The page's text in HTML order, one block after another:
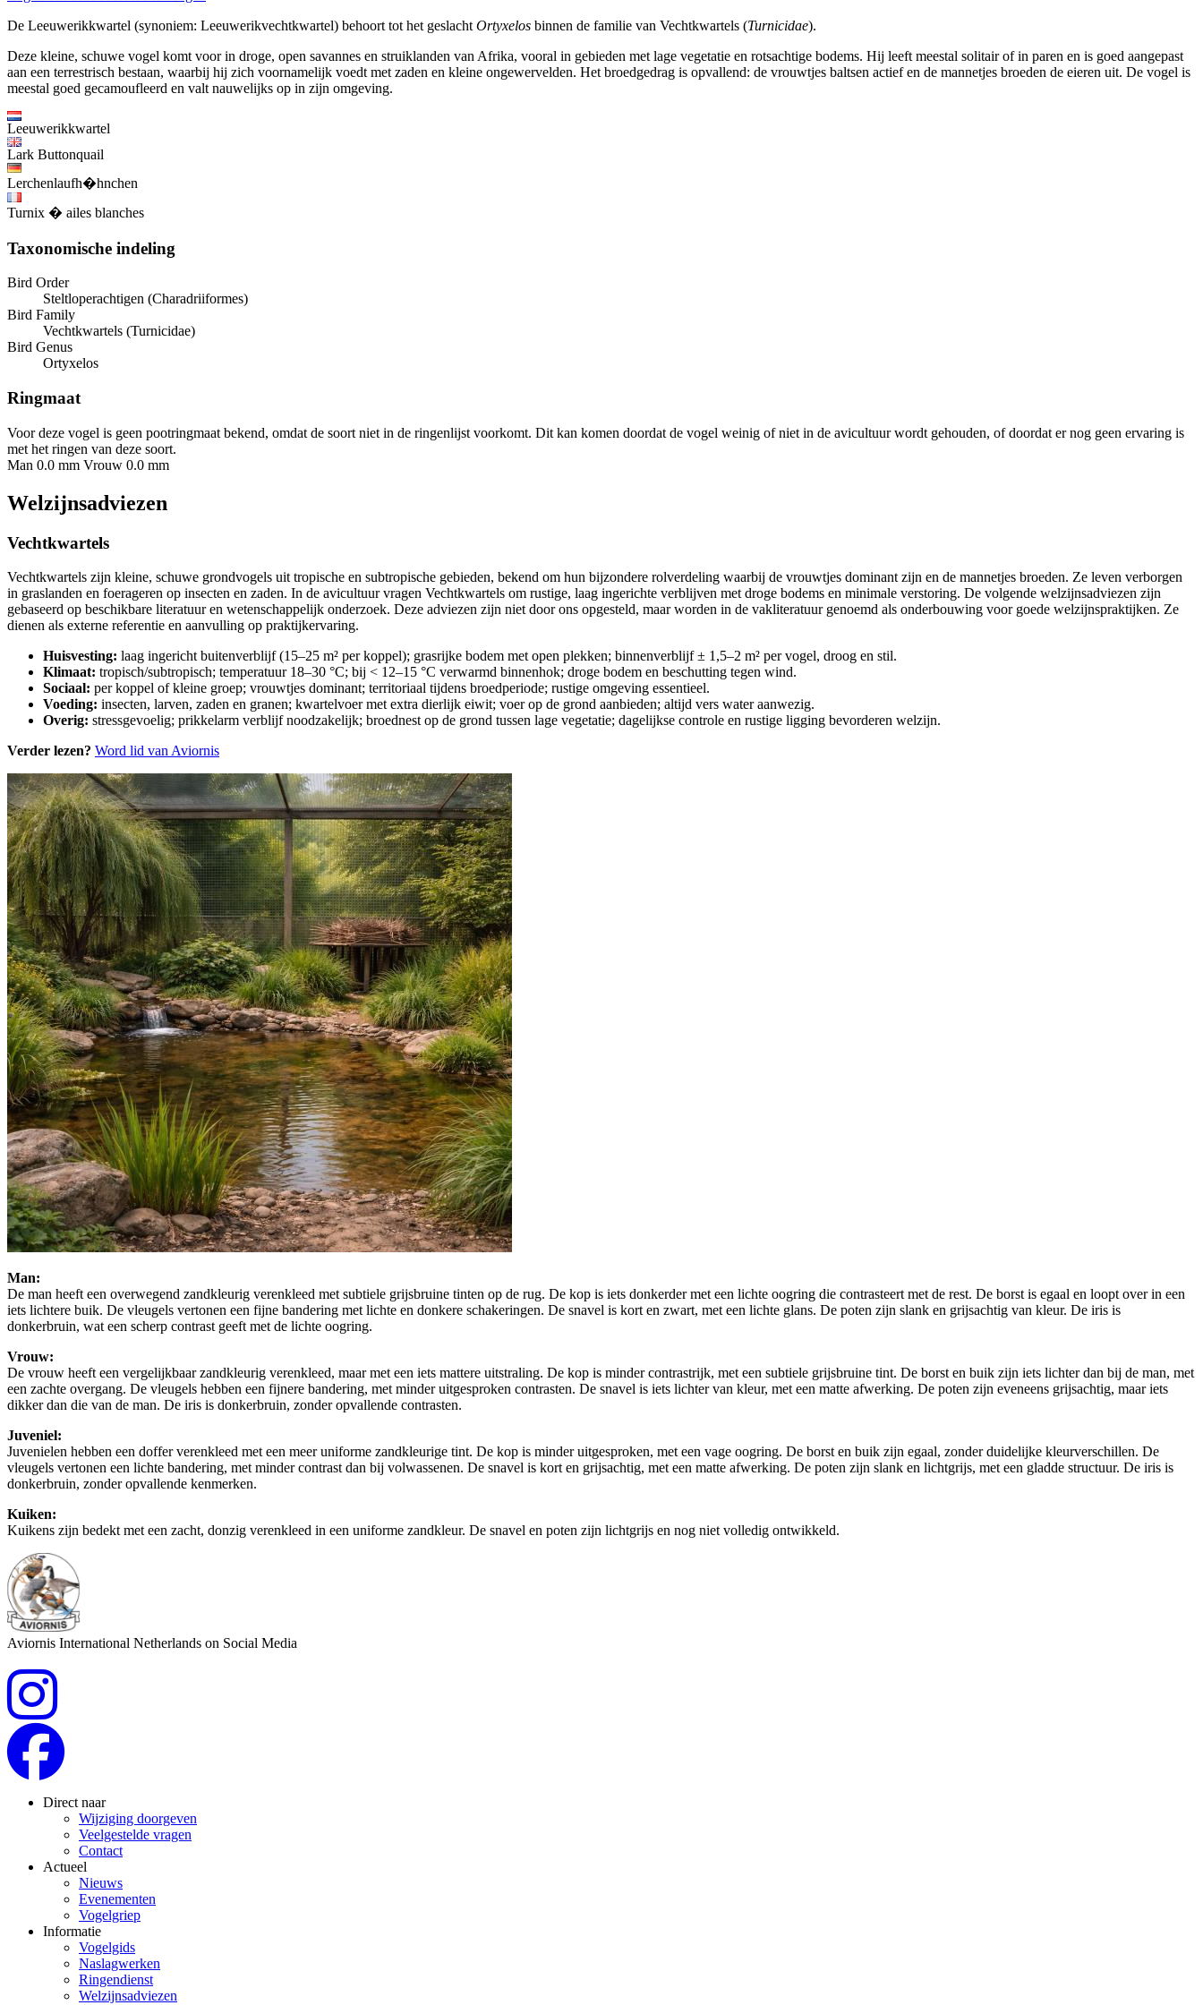
De Leeuwerikkwartel (synoniem: Leeuwerikvechtkwartel) behoort tot het geslacht Ortyxelos binnen de familie van Vechtkwartels (Turnicidae).
Deze kleine, schuwe vogel komt voor in droge, open savannes en struiklanden van Afrika, vooral in gebieden met lage vegetatie en rotsachtige bodems. Hij leeft meestal solitair of in paren en is goed aangepast
aan een terrestrisch bestaan, waarbij hij zich voornamelijk voedt met zaden en kleine ongewervelden. Het broedgedrag is opvallend: de vrouwtjes baltsen actief en de mannetjes broeden de eieren uit. De vogel is
meestal goed gecamoufleerd en valt nauwelijks op in zijn omgeving.
Leeuwerikkwartel
Lark Buttonquail
Lerchenlaufh�hnchen
Turnix � ailes blanches
Taxonomische indeling
Bird Order
Steltloperachtigen (Charadriiformes)
Bird Family
Vechtkwartels (Turnicidae)
Bird Genus
Ortyxelos
Ringmaat
Voor deze vogel is geen pootringmaat bekend, omdat de soort niet in de ringenlijst voorkomt. Dit kan komen doordat de vogel weinig of niet in de avicultuur wordt gehouden, of doordat er nog geen ervaring is
met het ringen van deze soort.
Man 0.0 mm Vrouw 0.0 mm
Welzijnsadviezen
Vechtkwartels
Vechtkwartels zijn kleine, schuwe grondvogels uit tropische en subtropische gebieden, bekend om hun bijzondere rolverdeling waarbij de vrouwtjes dominant zijn en de mannetjes broeden. Ze leven verborgen
in graslanden en foerageren op insecten en zaden. In de avicultuur vragen Vechtkwartels om rustige, laag ingerichte verblijven met droge bodems en minimale verstoring. De volgende welzijnsadviezen zijn
gebaseerd op beschikbare literatuur en wetenschappelijk onderzoek. Deze adviezen zijn niet door ons opgesteld, maar worden in de vakliteratuur genoemd als onderbouwing voor goede welzijnspraktijken. Ze
dienen als externe referentie en aanvulling op praktijkervaring.
Huisvesting: laag ingericht buitenverblijf (15–25 m² per koppel); grasrijke bodem met open plekken; binnenverblijf ± 1,5–2 m² per vogel, droog en stil.
Klimaat: tropisch/subtropisch; temperatuur 18–30 °C; bij < 12–15 °C verwarmd binnenhok; droge bodem en beschutting tegen wind.
Sociaal: per koppel of kleine groep; vrouwtjes dominant; territoriaal tijdens broedperiode; rustige omgeving essentieel.
Voeding: insecten, larven, zaden en granen; kwartelvoer met extra dierlijk eiwit; voer op de grond aanbieden; altijd vers water aanwezig.
Overig: stressgevoelig; prikkelarm verblijf noodzakelijk; broednest op de grond tussen lage vegetatie; dagelijkse controle en rustige ligging bevorderen welzijn.
Verder lezen? Word lid van Aviornis
Man:
De man heeft een overwegend zandkleurig verenkleed met subtiele grijsbruine tinten op de rug. De kop is iets donkerder met een lichte oogring die contrasteert met de rest. De borst is egaal en loopt over in een
iets lichtere buik. De vleugels vertonen een fijne bandering met lichte en donkere schakeringen. De snavel is kort en zwart, met een lichte glans. De poten zijn slank en grijsachtig van kleur. De iris is
donkerbruin, wat een scherp contrast geeft met de lichte oogring.
Vrouw:
De vrouw heeft een vergelijkbaar zandkleurig verenkleed, maar met een iets mattere uitstraling. De kop is minder contrastrijk, met een subtiele grijsbruine tint. De borst en buik zijn iets lichter dan bij de man, met
een zachte overgang. De vleugels hebben een fijnere bandering, met minder uitgesproken contrasten. De snavel is iets lichter van kleur, met een matte afwerking. De poten zijn eveneens grijsachtig, maar iets
dikker dan die van de man. De iris is donkerbruin, zonder opvallende contrasten.
Juveniel:
Juvenielen hebben een doffer verenkleed met een meer uniforme zandkleurige tint. De kop is minder uitgesproken, met een vage oogring. De borst en buik zijn egaal, zonder duidelijke kleurverschillen. De
vleugels vertonen een lichte bandering, met minder contrast dan bij volwassenen. De snavel is kort en grijsachtig, met een matte afwerking. De poten zijn slank en lichtgrijs, met een gladde structuur. De iris is
donkerbruin, zonder opvallende kenmerken.
Kuiken:
Kuikens zijn bedekt met een zacht, donzig verenkleed in een uniforme zandkleur. De snavel en poten zijn lichtgrijs en nog niet volledig ontwikkeld.
Aviornis International Netherlands on Social Media
Direct naar
Wijziging doorgeven
Veelgestelde vragen
Contact
Actueel
Nieuws
Evenementen
Vogelgriep
Informatie
Vogelgids
Naslagwerken
Ringendienst
Welzijnsadviezen